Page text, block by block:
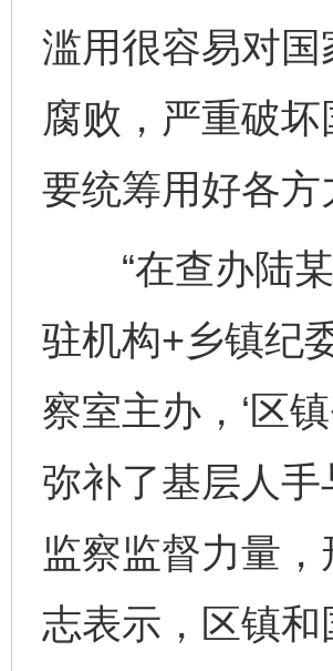
滥用很容易对国
腐败，严重破
要统筹用好各
“在查办陆某
驻机构+乡镇纪
察室主办，‘区
弥补了基层人
监察监督力量
志表示，区镇